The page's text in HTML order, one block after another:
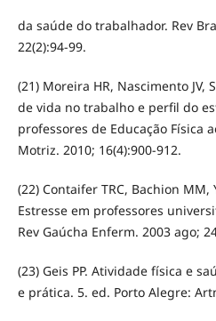
da saúde do trabalhador. Rev
22(2):94-99.
(21) Moreira HR, Nascimento JV,
de vida no trabalho e perfil do
professores de Educação Física
Motriz. 2010; 16(4):900-912.
(22) Contaifer TRC, Bachion MM,
Estresse em professores
Rev Gaúcha Enferm. 2003 ago;
(23) Geis PP. Atividade física e
e prática. 5. ed. Porto Alegre: